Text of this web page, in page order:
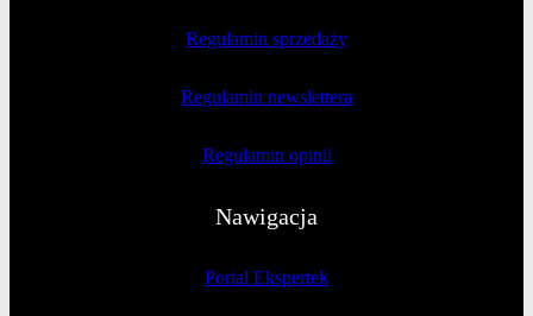
Regulamin sprzedaży
Regulamin newslettera
Regulamin opinii
Nawigacja
Portal Ekspertek